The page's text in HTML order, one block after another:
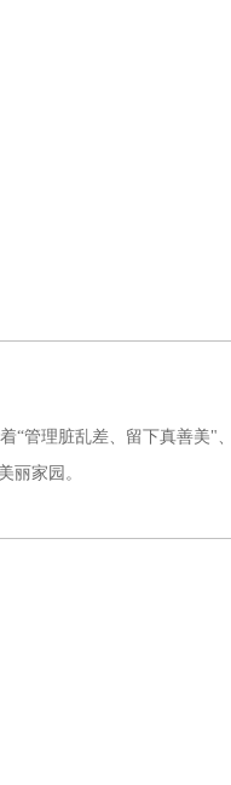
管理脏乱差、留下真善美"
丽家园。